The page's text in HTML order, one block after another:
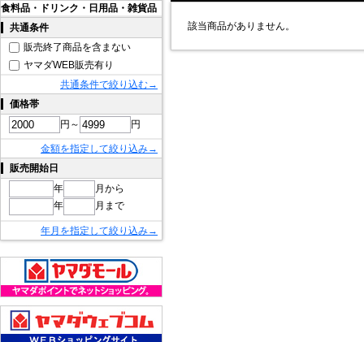
食料品・ドリンク・日用品・雑貨品
共通条件
販売終了商品を含まない
ヤマダWEB販売有り
共通条件で絞り込む→
価格帯
円～
円
金額を指定して絞り込み→
販売開始日
年
月から
年
月まで
年月を指定して絞り込み→
該当商品がありません。